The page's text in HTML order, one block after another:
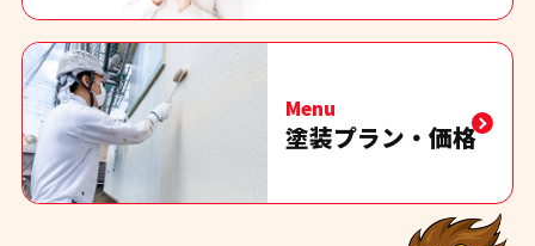
Menu
塗装プラン・価格